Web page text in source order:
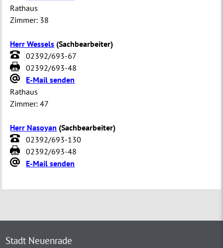
Rathaus
Zimmer: 38
Herr Wessels (Sachbearbeiter)
02392/693-67
02392/693-48
E-Mail senden
Rathaus
Zimmer: 47
Herr Nasoyan (Sachbearbeiter)
02392/693-130
02392/693-48
E-Mail senden
Stadt Neuenrade